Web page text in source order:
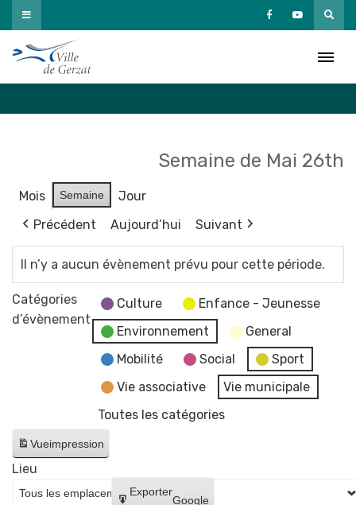
Passer
au
contenu
Semaine de Mai 26th
Mois Semaine
Jour
Précédent
Aujourd’hui Suivant
Il n’y a aucun évènement prévu pour cette période.
Catégories
d’évènement
Culture
Enfance - Jeunesse
Environnement
General
Mobilité
Social
Sport
Vie associative
Vie municipale
Toutes les catégories
Vueimpression
Créer
Exporter
Google
Lieu